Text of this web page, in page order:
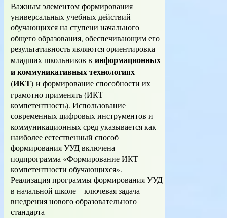
Важным элементом формирования
универсальных учебных действий
обучающихся на ступени начального
общего образования, обеспечивающим его
результативность являются ориентировка
младших школьников в информационных
и коммуникативных технологиях
(ИКТ) и формирование способности их
грамотно применять (ИКТ-
компетентность). Использование
современных цифровых инструментов и
коммуникационных сред указывается как
наиболее естественный способ
формирования УУД включена
подпрограмма «Формирование ИКТ
компетентности обучающихся».
Реализация программы формирования УУД
в начальной школе – ключевая задача
внедрения нового образовательного
стандарта